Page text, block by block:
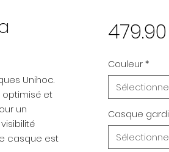
Unihoc.
et
un
casque est
Couleur *
Casque